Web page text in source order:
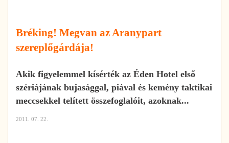
Bréking! Megvan az Aranypart
szereplőgárdája!
Akik figyelemmel kísérték az Éden Hotel első
szériájának bujasággal, piával és kemény taktikai
meccsekkel telített összefoglalóit, azoknak...
2011. 07. 22.